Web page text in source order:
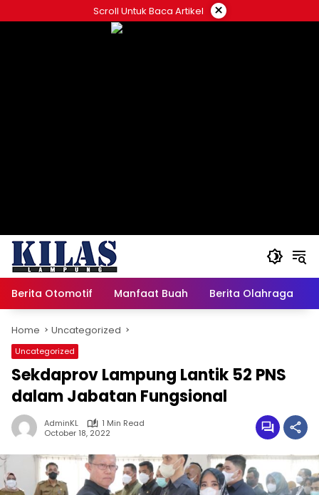
to
Scroll Untuk Baca Artikel ×
Berita Otomotif Manfaat Buah Berita Olahraga
Home Uncategorized
Uncategorized
Sekdaprov Lampung Lantik 52 PNS
dalam Jabatan Fungsional
AdminKL
1 Min Read
October 18, 2022